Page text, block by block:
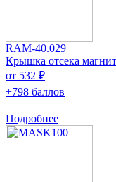
RAM-40.029
Крышка отсека
от 532 ₽
+798 баллов
Подробнее